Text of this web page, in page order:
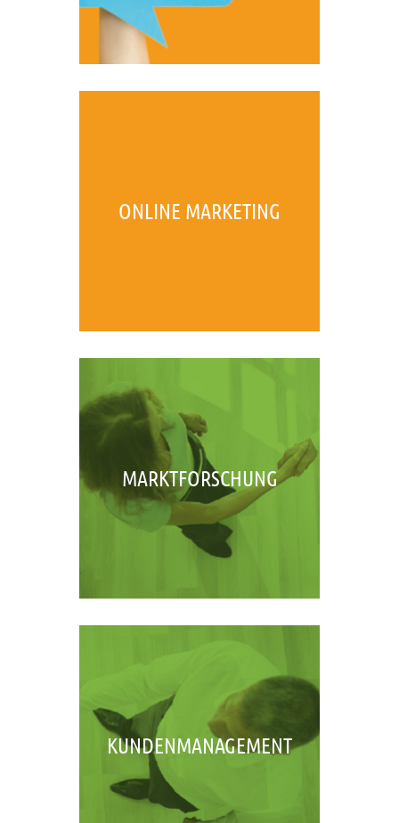
ONLINE MARKETING
MARKTFORSCHUNG
KUNDENMANAGEMENT